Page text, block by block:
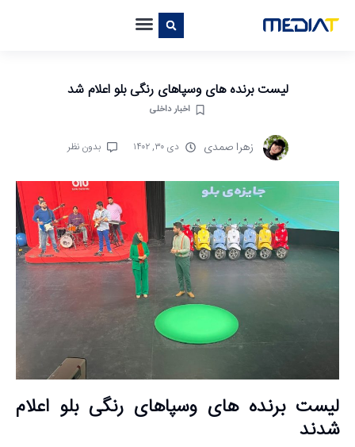
لیست برنده‌ های وسپاهای رنگی بلو اعلام شد
اخبار داخلی
زهرا صمدی دی ۳۰, ۱۴۰۲ بدون نظر
لیست برنده‌ های وسپاهای رنگی بلو اعلام
شدند